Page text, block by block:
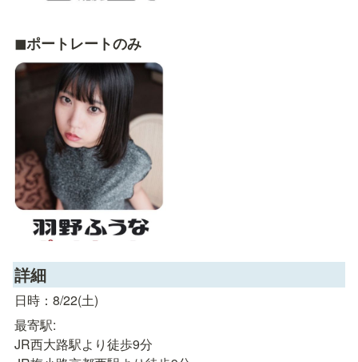
◼︎ポートレートのみ
詳細
日時：8/22(土)
最寄駅:
JR西大路駅より徒歩9分